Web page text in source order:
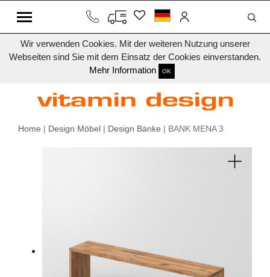
Wir verwenden Cookies. Mit der weiteren Nutzung unserer
Webseiten sind Sie mit dem Einsatz der Cookies einverstanden.
Mehr Information
OK
Home | Design Möbel | Design Bänke | BANK MENA 3